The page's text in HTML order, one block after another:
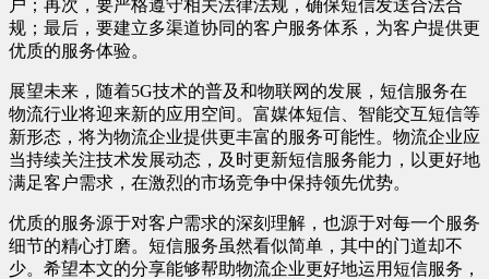
户；再次，要严格遵守相关法律法规，确保短信发送合法合
规；最后，要建立多渠道协同的客户服务体系，为客户提供更
优质的服务体验。
展望未来，随着5G技术的普及和物联网的发展，短信服务在
物流行业将迎来新的应用空间。富媒体短信、智能交互短信等
新形态，将为物流企业提供更丰富的服务可能性。物流企业应
当持续关注技术发展动态，及时更新短信服务能力，以更好地
满足客户需求，在激烈的市场竞争中保持领先优势。
优质的服务源于对客户需求的深刻理解，也源于对每一个服务
细节的精心打磨。短信服务虽然看似简单，其中的门道却不
少。希望本文的分享能够帮助物流企业更好地运用短信服务，